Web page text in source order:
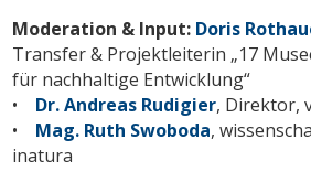
Moderation & Input: Doris
Transfer & Projektleiterin „17
für nachhaltige Entwicklung“
• Dr. Andreas Rudigier, Direktor,
• Mag. Ruth Swoboda,
inatura